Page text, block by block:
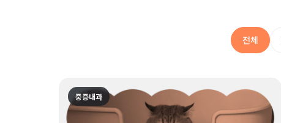
전체
중증내과